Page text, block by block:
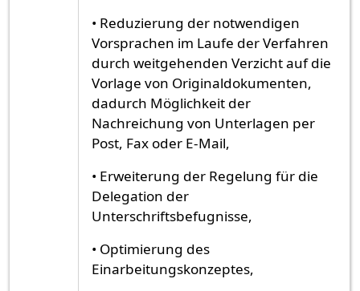
• Reduzierung der notwendigen
Vorsprachen im Laufe der Verfahren
durch weitgehenden Verzicht auf die
Vorlage von Originaldokumenten,
dadurch Möglichkeit der
Nachreichung von Unterlagen per
Post, Fax oder E-Mail,
• Erweiterung der Regelung für die
Delegation der
Unterschriftsbefugnisse,
• Optimierung des
Einarbeitungskonzeptes,